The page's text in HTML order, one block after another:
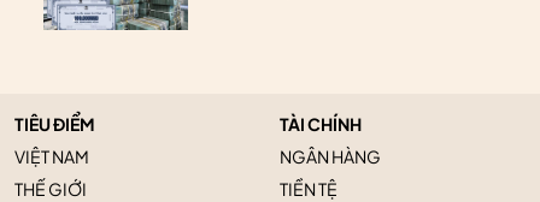
TIÊU ĐIỂM
VIỆT NAM
THẾ GIỚI
TÀI CHÍNH
NGÂN HÀNG
TIỀN TỆ